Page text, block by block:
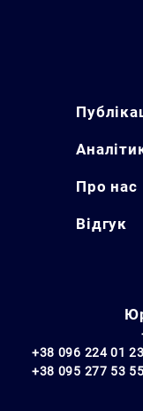
Про нас
Відгук
+38 096 224 01
+38 095 277 53